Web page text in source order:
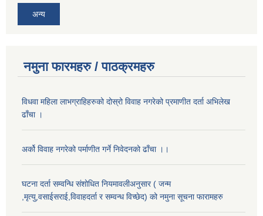
अन्य
नमुना फारमहरु / पाठक्रमहरु
विधवा महिला लाभग्राहिहरुको दोस्रो विवाह नगरेको प्रमाणीत दर्ता अभिलेख
ढाँचा ।
अर्को विवाह नगरेको पर्माणीत गर्ने निवेदनको ढाँचा ।।
घटना दर्ता सम्वन्धि संशोधित नियमावलीअनुसार ( जन्म
,मृत्यु,वसाईसराई,विवाहदर्ता र सम्वन्ध विच्छेद) को नमुना सूचना फारामहरु